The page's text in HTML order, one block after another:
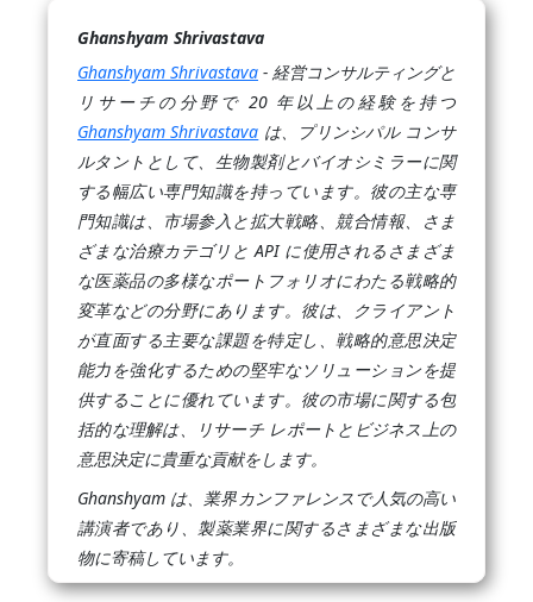
Ghanshyam Shrivastava
Ghanshyam Shrivastava - 経営コンサルティングと
リサーチの分野で 20 年以上の経験を持つ
Ghanshyam Shrivastava は、プリンシパル コンサ
ルタントとして、生物製剤とバイオシミラーに関
する幅広い専門知識を持っています。彼の主な専
門知識は、市場参入と拡大戦略、競合情報、さま
ざまな治療カテゴリと API に使用されるさまざま
な医薬品の多様なポートフォリオにわたる戦略的
変革などの分野にあります。彼は、クライアント
が直面する主要な課題を特定し、戦略的意思決定
能力を強化するための堅牢なソリューションを提
供することに優れています。彼の市場に関する包
括的な理解は、リサーチ レポートとビジネス上の
意思決定に貴重な貢献をします。
Ghanshyam は、業界カンファレンスで人気の高い
講演者であり、製薬業界に関するさまざまな出版
物に寄稿しています。